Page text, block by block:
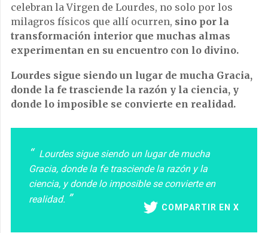
celebran la Virgen de Lourdes, no solo por los
milagros físicos que allí ocurren, sino por la
transformación interior que muchas almas
experimentan en su encuentro con lo divino.
Lourdes sigue siendo un lugar de mucha Gracia,
donde la fe trasciende la razón y la ciencia, y
donde lo imposible se convierte en realidad.
Lourdes sigue siendo un lugar de mucha
Gracia, donde la fe trasciende la razón y la
ciencia, y donde lo imposible se convierte en
realidad.
COMPARTIR EN X